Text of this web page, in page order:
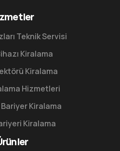
Teknik Servisi
Kiralama
Kiralama
Hizmetleri
Kiralama
Kiralama